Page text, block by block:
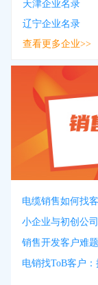
天津企业名录
辽宁企业名录
查看更多企业>>
电缆销售如何找
小企业与初创公
销售开发客户难
电销找ToB客户